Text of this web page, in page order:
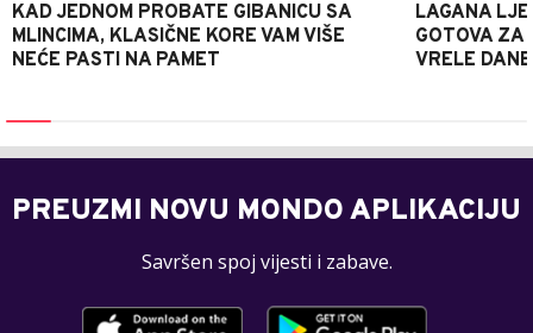
KAD JEDNOM PROBATE GIBANICU SA
MLINCIMA, KLASIČNE KORE VAM VIŠE
NEĆE PASTI NA PAMET
LAGANA
GOTOVA ZA
VRELE DANE
PREUZMI NOVU MONDO APLIKACIJU
Savršen spoj vijesti i zabave.